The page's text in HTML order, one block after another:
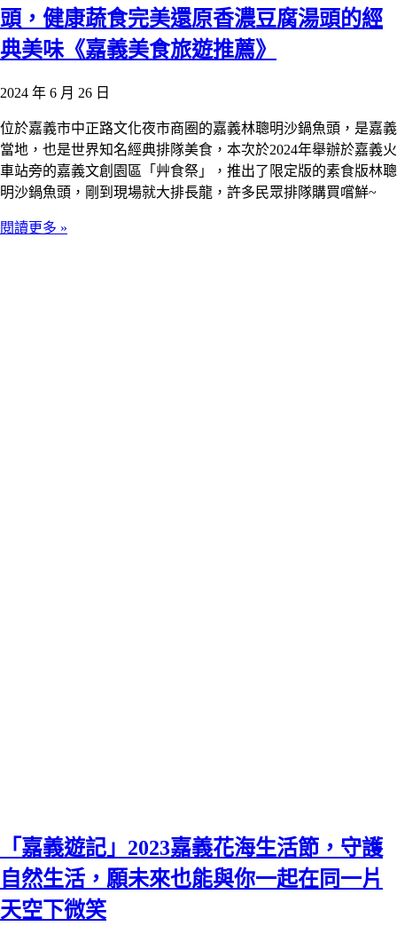
頭，健康蔬食完美還原香濃豆腐湯頭的經
典美味《嘉義美食旅遊推薦》
2024 年 6 月 26 日
位於嘉義市中正路文化夜市商圈的嘉義林聰明沙鍋魚頭，是嘉義
當地，也是世界知名經典排隊美食，本次於2024年舉辦於嘉義火
車站旁的嘉義文創園區「艸食祭」，推出了限定版的素食版林聰
明沙鍋魚頭，剛到現場就大排長龍，許多民眾排隊購買嚐鮮~
閱讀更多 »
「嘉義遊記」2023嘉義花海生活節，守護
自然生活，願未來也能與你一起在同一片
天空下微笑